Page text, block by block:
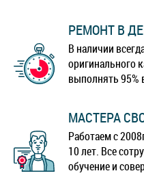
РЕМОНТ В
В наличии
оригинального
выполнять 95%
МАСТЕРА
Работаем с
10 лет. Все
обучение и